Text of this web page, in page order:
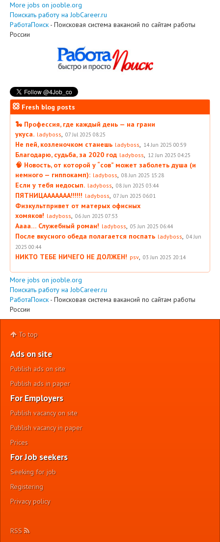
More jobs on jooble.org
Поискать работу на JobCareer.ru
РаботаПоиск - Поисковая система вакансий по сайтам работы
России
Fresh blog posts
🐍 Профессия, где каждый день — на грани
укуса. ladyboss 07 Jul 2025 08:25
Не пей, козленочком станешь ladyboss 14 Jun 2025 00:59
Благодарю, судьба, за 2020 год ladyboss 12 Jun 2025 04:25
🧠 Новость, от которой у “сов” может заболеть душа (и
немного — гиппокамп): ladyboss 08 Jun 2025 15:28
Если у тебя недосып. ladyboss 08 Jun 2025 03:44
ПЯТНИЦААААААА!!!!!! ladyboss 07 Jun 2025 06:01
Физкультпривет от матерых офисных
хомяков! ladyboss 06 Jun 2025 07:53
Аааа… Служебный роман! ladyboss 05 Jun 2025 06:44
После вкусного обеда полагается поспать ladyboss
04 Jun
2025 00:44
НИКТО ТЕБЕ НИЧЕГО НЕ ДОЛЖЕН! psv 03 Jun 2025 20:14
More jobs on jooble.org
Поискать работу на JobCareer.ru
РаботаПоиск - Поисковая система вакансий по сайтам работы
России
To top
Ads on site
Publish ads on site
Publish ads in paper
For Employers
Publish vacancy on site
Publish vacancy in paper
Prices
For Job seekers
Seeking for job
Registering
Privacy policy
RSS